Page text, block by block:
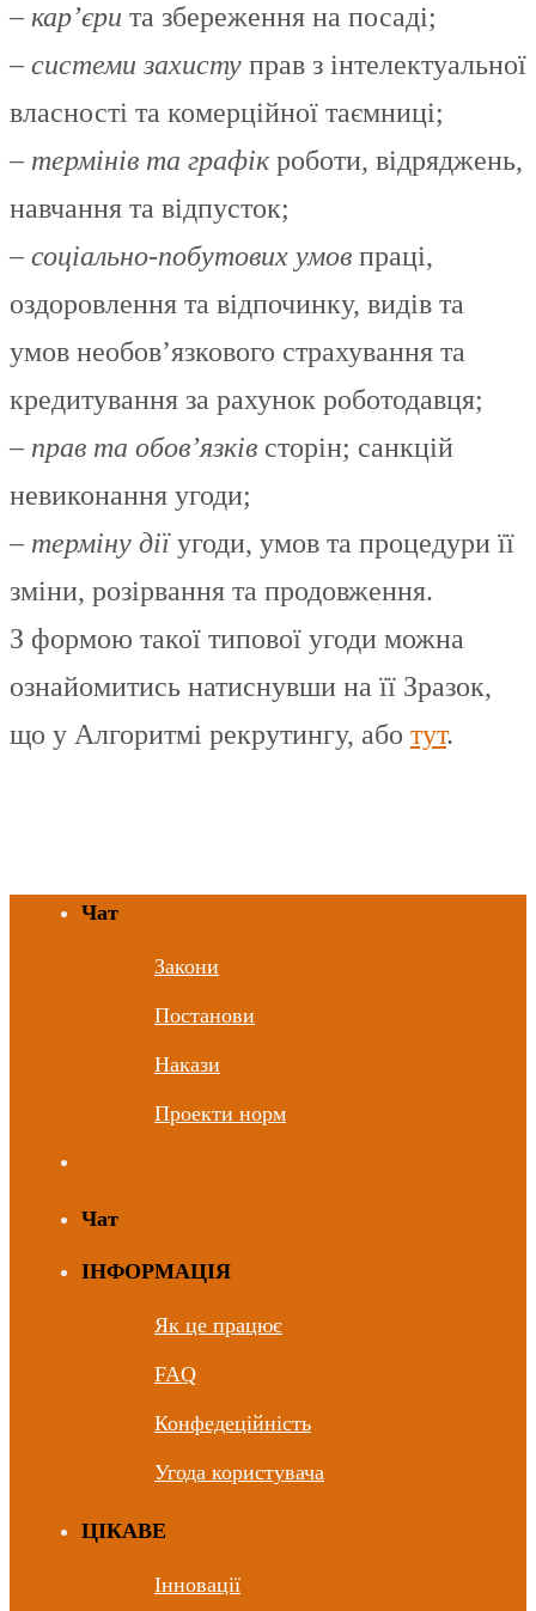
– кар’єри та збереження на посаді;
–системи захисту прав з інтелектуальної
власності та комерційної таємниці;
– термінів та графікроботи, відряджень,
навчання та відпусток;
–соціально-побутових умов праці,
оздоровлення та відпочинку, видів та
умов необов’язкового страхування та
кредитування за рахунок роботодавця;
–прав та обов’язків сторін; санкцій
невиконання угоди;
– терміну діїугоди, умов та процедури її
зміни, розірвання та продовження.
З формою такої типової угоди можна
ознайомитись натиснувши на її Зразок,
що у Алгоритмі рекрутингу, або тут.
Чат
Закони
Постанови
Накази
Проекти норм
Чат
ІНФОРМАЦІЯ
Як це працює
FAQ
Конфедеційність
Угода користувача
ЦIКАВЕ
Інновації